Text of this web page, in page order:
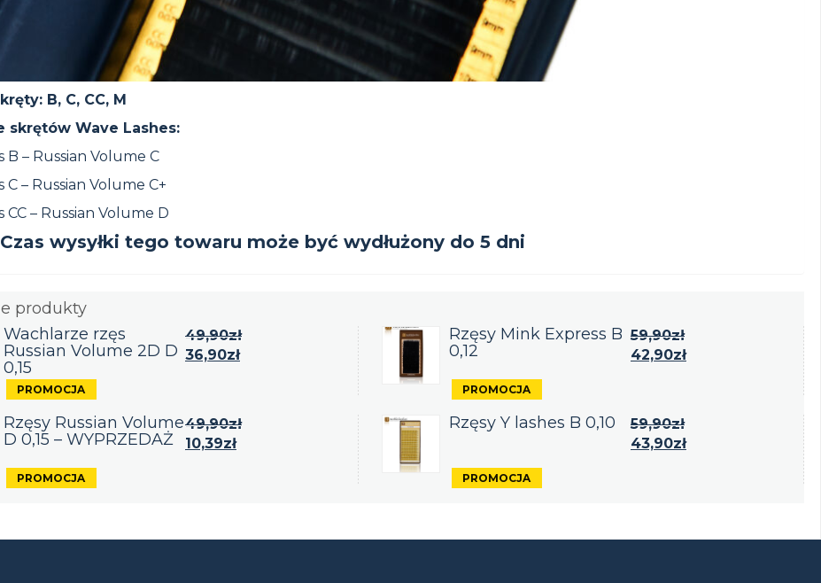
B, C, CC, M
skrętów Wave Lashes:
B – Russian Volume C
C – Russian Volume C+
CC – Russian Volume D
wysyłki tego towaru może być wydłużony do 5 dni
produkty
Wachlarze rzęs
Russian Volume 2D D
0,15
49,90zł
36,90zł
Rzęsy Mink Express B
0,12
59,90zł
42,90zł
Rzęsy Russian Volume
D 0,15 – WYPRZEDAŻ
49,90zł
10,39zł
Rzęsy Y lashes B 0,10 59,90zł
43,90zł